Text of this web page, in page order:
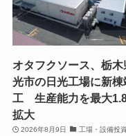
オタフクソース、栃木
光市の日光工場に新棟
工 生産能力を最大
拡大
2026年8月9日 工場・設備投